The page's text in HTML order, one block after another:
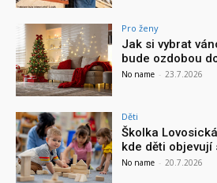
Pro ženy
Jak si vybrat
bude ozdobou
No name - 23.7.2026
Děti
Školka
kde děti objevují
No name - 20.7.2026